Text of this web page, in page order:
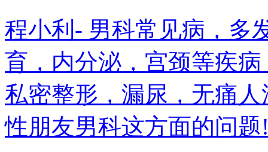
程小利- 男科常见病，多
育，内分泌，宫颈等疾
私密整形，漏尿，无痛
性朋友男科这方面的问